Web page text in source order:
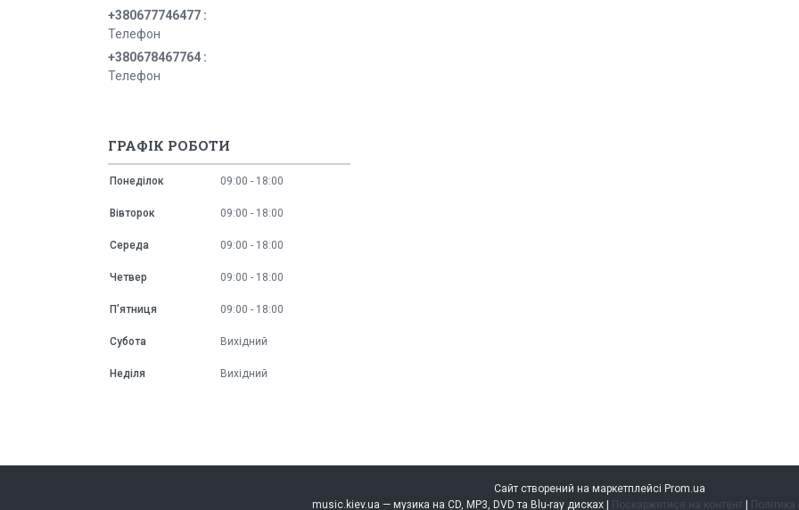
+380677746477
Телефон
+380678467764
Телефон
ГРАФІК РОБОТИ
Понеділок 09:00 18:00
Вівторок 09:00 18:00
Середа 09:00 18:00
Четвер 09:00 18:00
Пʼятниця 09:00 18:00
Субота Вихідний
Неділя Вихідний
Сайт створений на маркетплейсі Prom.ua
music.kiev.ua — музика на CD, MP3, DVD та Blu-ray дисках | Поскаржитися на контент | Політика